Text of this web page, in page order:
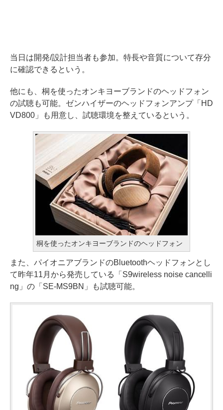
当日は開発/設計担当者も参加。特長や音質について存分
に確認できるという。
他にも、桐を使ったオンキヨーブランドのヘッドフォン
の試聴も可能。ゼンハイザーのヘッドフォンアンプ「HD
VD800」も用意し、試聴環境を整えているという。
桐を使ったオンキヨーブランドのヘッドフォン
また、パイオニアブランドのBluetoothヘッドフォンとし
て昨年11月から発売している「S9wireless noise cancelli
ng」の「SE-MS9BN」も試聴可能。